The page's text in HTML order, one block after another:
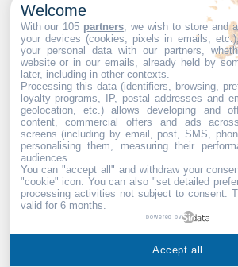
10, route de
Brie-Comte-
Robert
94520 Périgny-
sur-Yerres
Partenaires web : Mdose
Multiroir © 2026. Tous droits
Welcome
With our 105 partners , we wish to store and
your devices (cookies, pixels in emails,
your personal data with our partners,
website or in our emails, already held by
later, including in other contexts.
Processing this data (identifiers, browsing,
loyalty programs, IP, postal addresses and
geolocation, etc.) allows developing and
content, commercial offers and ads
screens (including by email, post, SMS,
personalising them, measuring their
audiences.
You can "accept all" and withdraw your
"cookie" icon . You can also "set detailed
processing activities not subject to consent.
valid for 6 months.
powered by
Accept all